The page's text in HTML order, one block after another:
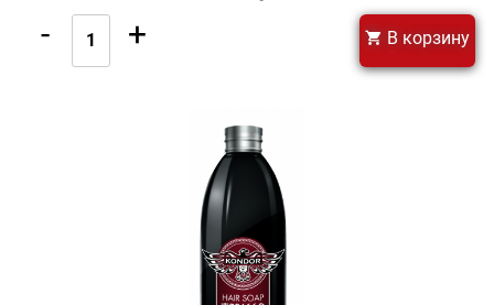
- + В корзину